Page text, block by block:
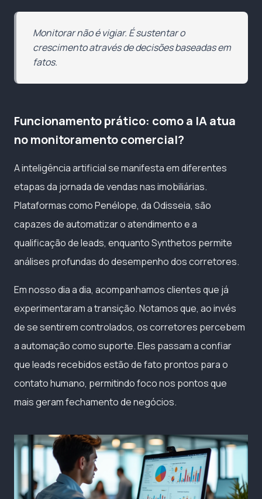
Monitorar não é vigiar. É sustentar o
crescimento através de decisões baseadas em
fatos.
Funcionamento prático: como a IA atua
no monitoramento comercial?
A inteligência artificial se manifesta em diferentes
etapas da jornada de vendas nas imobiliárias.
Plataformas como Penélope, da Odisseia, são
capazes de automatizar o atendimento e a
qualificação de leads, enquanto Synthetos permite
análises profundas do desempenho dos corretores.
Em nosso dia a dia, acompanhamos clientes que já
experimentaram a transição. Notamos que, ao invés
de se sentirem controlados, os corretores percebem
a automação como suporte. Eles passam a confiar
que leads recebidos estão de fato prontos para o
contato humano, permitindo foco nos pontos que
mais geram fechamento de negócios.